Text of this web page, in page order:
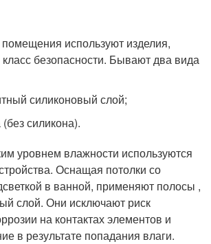
используют изделия,
безопасности. Бывают два вида
силиконовый слой;
силикона).
уровнем влажности используются
Оснащая потолки со
в ванной, применяют полосы ,
слой. Они исключают риск
на контактах элементов и
в результате попадания влаги.